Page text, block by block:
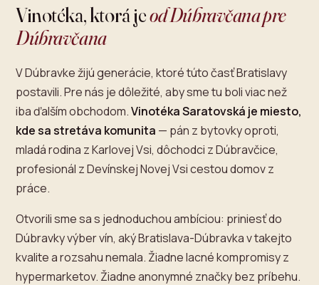
Dúbravský sused, ktorý vie, ktorý ročník Frankovky stojí za to nechať dýchať.
Vinotéka, ktorá jeod Dúbravčana pre
Dúbravčana
V Dúbravke žijú generácie, ktoré túto časť Bratislavy
postavili. Pre nás je dôležité, aby sme tu boli viac než
iba ďalším obchodom.Vinotéka Saratovská je miesto,
kde sa stretáva komunita — pán z bytovky oproti,
mladá rodina z Karlovej Vsi, dôchodci z Dúbravčice,
profesionál z Devínskej Novej Vsi cestou domov z
práce.
Otvorili sme sa s jednoduchou ambíciou: priniesť do
Dúbravky výber vín, aký Bratislava-Dúbravka v takejto
kvalite a rozsahu nemala. Žiadne lacné kompromisy z
hypermarketov. Žiadne anonymné značky bez príbehu.